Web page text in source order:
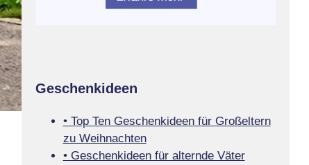
Geschenkideen
• Top Ten Geschenkideen für Großeltern
zu Weihnachten
• Geschenkideen für alternde Väter